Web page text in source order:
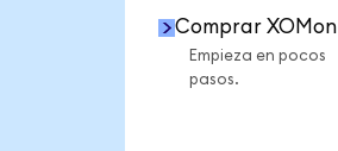
Comprar XOMon
Empieza en pocos
pasos.